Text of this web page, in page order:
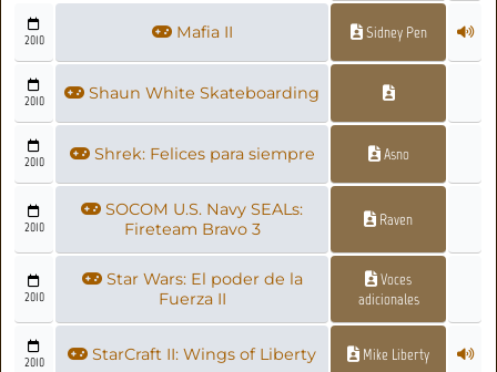
2010 Mafia II Sidney Pen
2010 Shaun White Skateboarding
2010 Shrek: Felices para siempre Asno
2010
SOCOM U.S. Navy SEALs:
Fireteam Bravo 3
Raven
2010
Star Wars: El poder de la
Fuerza II
Voces
adicionales
2010 StarCraft II: Wings of Liberty Mike Liberty